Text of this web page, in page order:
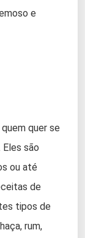
e
quer se
são
ou até
de
tipos de
rum,